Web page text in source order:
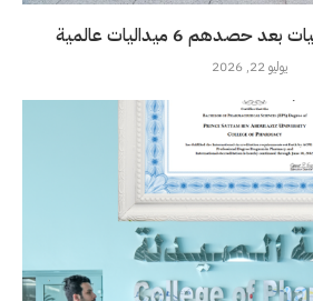
6 ميداليات عالمية
يوليو 22, 2026